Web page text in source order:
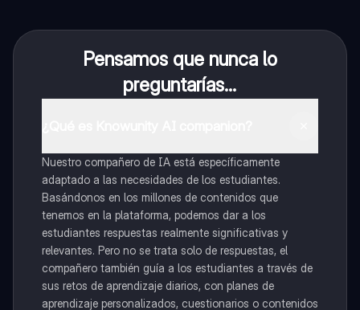
Pensamos que nunca lo
preguntarías...
Nuestro compañero de IA está específicamente
adaptado a las necesidades de los estudiantes.
Basándonos en los millones de contenidos que
tenemos en la plataforma, podemos dar a los
estudiantes respuestas realmente significativas y
relevantes. Pero no se trata solo de respuestas, el
compañero también guía a los estudiantes a través de
sus retos de aprendizaje diarios, con planes de
aprendizaje personalizados, cuestionarios o contenidos